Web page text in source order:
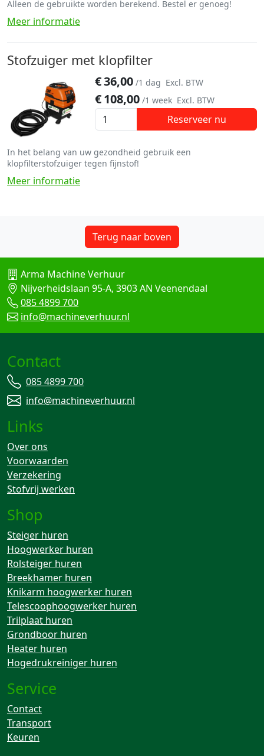
Alleen de gebruikte worden berekend. Bestel er genoeg!
Meer informatie
Stofzuiger met klopfilter
€36,00 /1 dag Excl. BTW
€108,00 /1 week Excl. BTW
Reserveer nu
In het belang van uw gezondheid gebruik een
klopfilterstofzuiger tegen fijnstof!
Meer informatie
Terug naar boven
Arma Machine Verhuur
Nijverheidslaan 95-A, 3903 AN Veenendaal
085 4899 700
info@machineverhuur.nl
Contact
085 4899 700
info@machineverhuur.nl
Links
Over ons
Voorwaarden
Verzekering
Stofvrij werken
Shop
Steiger huren
Hoogwerker huren
Rolsteiger huren
Breekhamer huren
Knikarm hoogwerker huren
Telescoophoogwerker huren
Trilplaat huren
Grondboor huren
Heater huren
Hogedrukreiniger huren
Service
Contact
Transport
Keuren